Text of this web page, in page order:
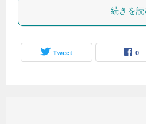
続きを
Tweet 0